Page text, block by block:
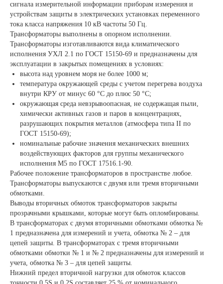
сигнала измерительной информации приборам измерения и
устройствам защиты в электрических установках переменного
тока класса напряжения 10 кВ частоты 50 Гц.
Трансформаторы выполнены в опорном исполнении.
Трансформаторы изготавливаются вида климатического
исполнения УХЛ 2.1 по ГОСТ 15150-69 и предназначены для
эксплуатации в закрытых помещениях в условиях:
высота над уровнем моря не более 1000 м;
температура окружающей среды с учетом перегрева воздуха
внутри КРУ от минус 60 °C до плюс 50 °C;
окружающая среда невзрывоопасная, не содержащая пыли,
химически активных газов и паров в концентрациях,
разрушающих покрытия металлов (атмосфера типа II по
ГОСТ 15150-69);
номинальные рабочие значения механических внешних
воздействующих факторов для группы механического
исполнения М5 по ГОСТ 17516.1-90.
Рабочее положение трансформаторов в пространстве любое.
Трансформаторы выпускаются с двумя или тремя вторичными
обмотками.
Выводы вторичных обмоток трансформаторов закрыты
прозрачными крышками, которые могут быть опломбированы.
В трансформаторах с двумя вторичными обмотками обмотка №
1 предназначена для измерений и учета, обмотка № 2 – для
цепей защиты. В трансформаторах с тремя вторичными
обмотками обмотки № 1 и № 2 предназначены для измерений и
учета, обмотка № 3 – для цепей защиты.
Нижний предел вторичной нагрузки для обмоток классов